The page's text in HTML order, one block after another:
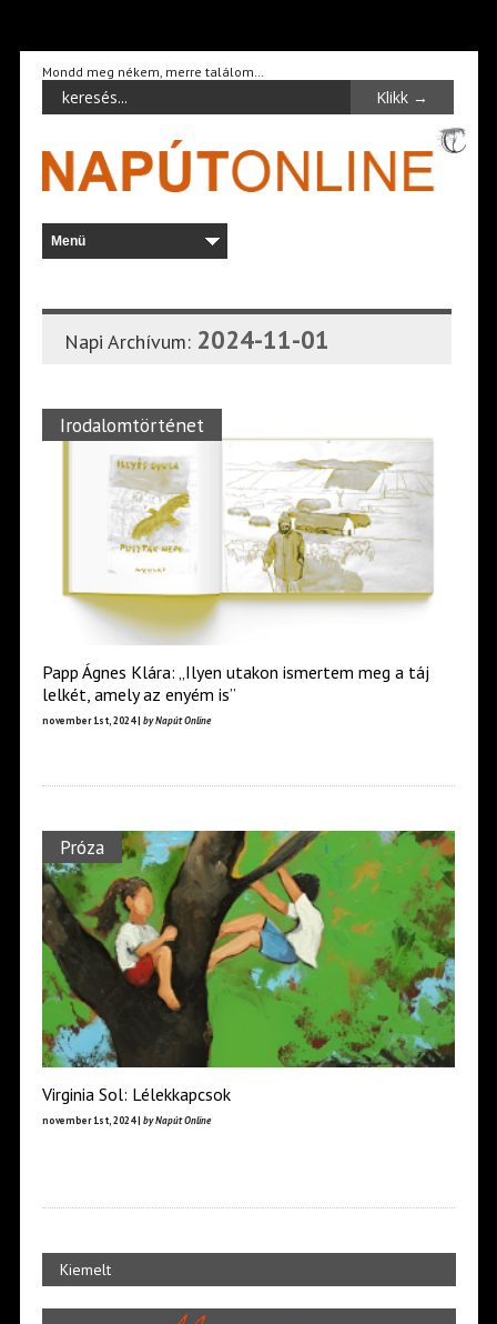
Mondd meg nékem, merre találom…
Napi Archívum: 2024-11-01
Irodalomtörténet
Papp Ágnes Klára: „Ilyen utakon ismertem meg a táj
lelkét, amely az enyém is”
november 1st, 2024 | by Napút Online
Próza
Virginia Sol: Lélekkapcsok
november 1st, 2024 | by Napút Online
Kiemelt